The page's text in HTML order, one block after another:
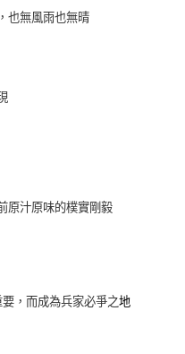
也無風雨也無晴
原汁原味的樸實剛毅
，而成為兵家必爭之地